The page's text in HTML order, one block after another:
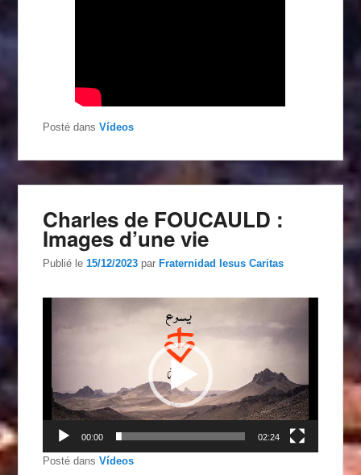
Posté dans Vídeos
Charles de FOUCAULD :
Images d’une vie
Publié le15/12/2023 par Fraternidad Iesus Caritas
vidéo
00:00 02:24
Posté dans Vídeos